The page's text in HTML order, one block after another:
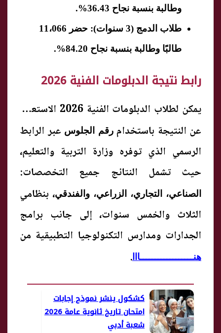
وطالبة بنسبة نجاح 36.43%
.
طلاب الدمج (3 سنوات):
حضر 11،066
طالبًا وطالبة بنسبة نجاح 84.20%
.
رابط نتيجة الدبلومات الفنية 2026
يمكن لطلاب الدبلومات الفنية 2026 الاستعلام
عن النتيجة باستخدامرقم الجلوس عبر الرابط
الرسمي الذي توفره وزارة التربية والتعليم،
حيث تشمل النتائج جميع التخصصات:
الصناعي، التجاري، الزراعي، والفندقي، بنظامي
الثلاث والخمس سنوات، إلى جانب برامج
الجدارات ومدارس التكنولوجيا التطبيقية من
هنــــــــــــــــــااا .
كشكول ينشر نموذج إجابات
امتحان تاريخ ثانوية عامة 2026
شعبة أدبي